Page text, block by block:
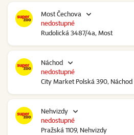
Most Čechova
Rudolická 3487/4a, Most
nedostupné
Náchod
City Market Polská 390,
nedostupné
Nehvizdy
Pražská 1109, Nehvizdy
nedostupné